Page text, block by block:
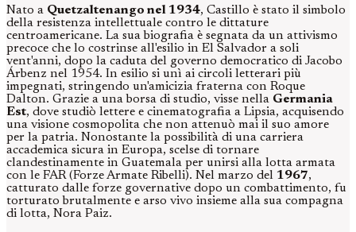
Nato a Quetzaltenango nel 1934, Castillo è stato il simbolo
della resistenza intellettuale contro le dittature
centroamericane. La sua biografia è segnata da un attivismo
precoce che lo costrinse all'esilio in El Salvador a soli
vent'anni, dopo la caduta del governo democratico di Jacobo
Árbenz nel 1954. In esilio si unì ai circoli letterari più
impegnati, stringendo un'amicizia fraterna con Roque
Dalton. Grazie a una borsa di studio, visse nella Germania
Est, dove studiò lettere e cinematografia a Lipsia, acquisendo
una visione cosmopolita che non attenuò mai il suo amore
per la patria. Nonostante la possibilità di una carriera
accademica sicura in Europa, scelse di tornare
clandestinamente in Guatemala per unirsi alla lotta armata
con le FAR (Forze Armate Ribelli). Nel marzo del 1967,
catturato dalle forze governative dopo un combattimento, fu
torturato brutalmente e arso vivo insieme alla sua compagna
di lotta, Nora Paiz.